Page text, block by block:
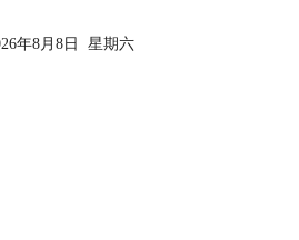
年8月8日 星期六